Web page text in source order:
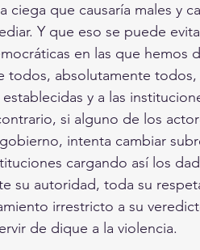
ciega que causaría males y
Y que eso se puede
en las que hemos
todos, absolutamente
y a las
si alguno de los
intenta cambiar
cargando así los
su autoridad, toda su
irrestricto a su
de dique a la violencia.